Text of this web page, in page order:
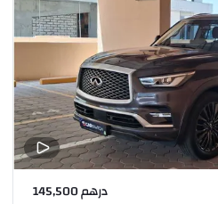
درهم 145,500